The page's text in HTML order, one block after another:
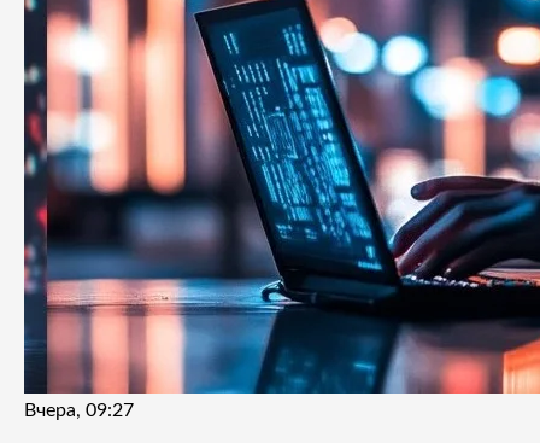
Вчера, 09:27